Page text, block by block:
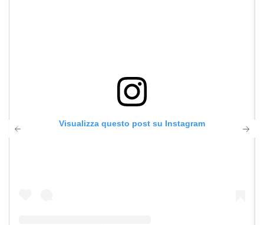
Visualizza questo post su Instagram